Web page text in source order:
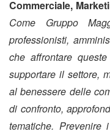
Commerciale,
Come Gruppo
professionisti,
che affrontare
supportare il settore,
al benessere delle
di confronto,
tematiche.